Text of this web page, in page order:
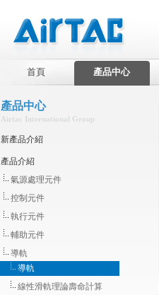
首頁 產品中心
產品中心
Airtac International Group
新產品介紹
產品介紹
氣源處理元件
控制元件
執行元件
輔助元件
導軌
導軌
線性滑軌理論壽命計算